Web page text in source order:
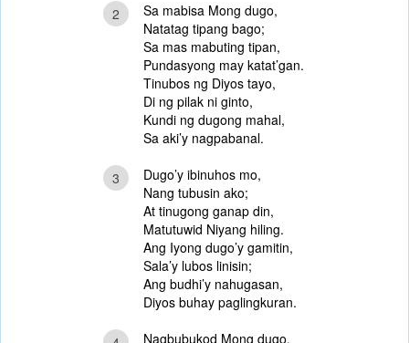
2
Sa mabisa Mong dugo,
Natatag tipang bago;
Sa mas mabuting tipan,
Pundasyong may katat’gan.
Tinubos ng Diyos tayo,
Di ng pilak ni ginto,
Kundi ng dugong mahal,
Sa aki’y nagpabanal.
3
Dugo’y ibinuhos mo,
Nang tubusin ako;
At tinugong ganap din,
Matutuwid Niyang hiling.
Ang Iyong dugo’y gamitin,
Sala’y lubos linisin;
Ang budhi’y nahugasan,
Diyos buhay paglingkuran.
Nagbubukod Mong dugo,